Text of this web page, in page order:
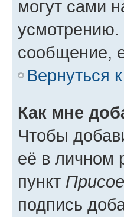
могут сами
усмотрению.
сообщение,
Вернуться
Как мне
Чтобы
её в личном
пункт
подпись